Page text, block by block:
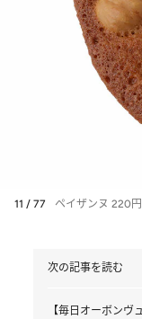
11 / 77 ペイザンヌ 220円
次の記事を読む
【毎日オーボンヴ